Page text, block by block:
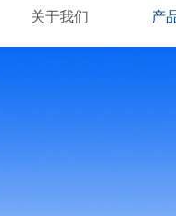
关于我们 产